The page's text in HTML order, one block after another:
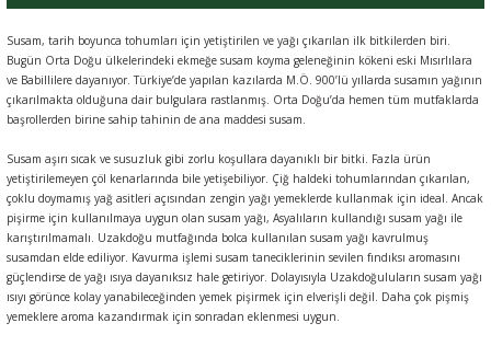
Susam, tarih boyunca tohumları için yetiştirilen ve yağı çıkarılan ilk bitkilerden biri.
Bugün Orta Doğu ülkelerindeki ekmeğe susam koyma geleneğinin kökeni eski Mısırlılara
ve Babillilere dayanıyor. Türkiye’de yapılan kazılarda M.Ö. 900’lü yıllarda susamın yağının
çıkarılmakta olduğuna dair bulgulara rastlanmış. Orta Doğu’da hemen tüm mutfaklarda
başrollerden birine sahip tahinin de ana maddesi susam.
Susam aşırı sıcak ve susuzluk gibi zorlu koşullara dayanıklı bir bitki. Fazla ürün
yetiştirilemeyen çöl kenarlarında bile yetişebiliyor. Çiğ haldeki tohumlarından çıkarılan,
çoklu doymamış yağ asitleri açısından zengin yağı yemeklerde kullanmak için ideal. Ancak
pişirme için kullanılmaya uygun olan susam yağı, Asyalıların kullandığı susam yağı ile
karıştırılmamalı. Uzakdoğu mutfağında bolca kullanılan susam yağı kavrulmuş
susamdan elde ediliyor. Kavurma işlemi susam taneciklerinin sevilen fındıksı aromasını
güçlendirse de yağı ısıya dayanıksız hale getiriyor. Dolayısıyla Uzakdoğuluların susam yağı
ısıyı görünce kolay yanabileceğinden yemek pişirmek için elverişli değil. Daha çok pişmiş
yemeklere aroma kazandırmak için sonradan eklenmesi uygun.